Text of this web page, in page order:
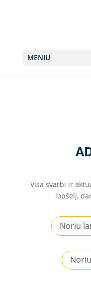
MENIU
Visa svarbi ir
lopšelį,
Noriu